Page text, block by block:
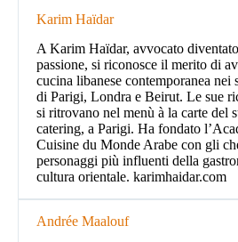
Karim Haïdar
A Karim Haïdar, avvocato
passione, si riconosce il merito di
cucina libanese contemporanea nei
di Parigi, Londra e Beirut. Le sue
si ritrovano nel menù à la carte del
catering, a Parigi. Ha fondato
Cuisine du Monde Arabe con gli
personaggi più influenti della
cultura orientale. karimhaidar.com
Andrée Maalouf